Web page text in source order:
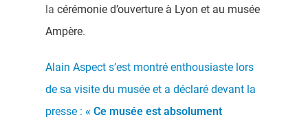
la cérémonie d’ouverture à Lyon et au musée
Ampère.
Alain Aspect s’est montré enthousiaste lors
de sa visite du musée et a déclaré devant la
presse : « Ce musée est absolument